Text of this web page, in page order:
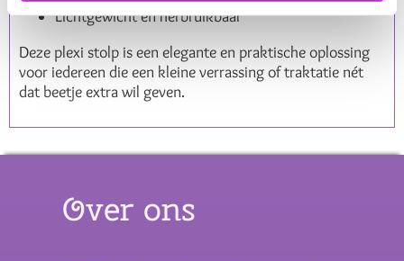
Lichtgewicht en herbruikbaar
Deze plexi stolp is een elegante en praktische oplossing
voor iedereen die een kleine verrassing of traktatie nét
dat beetje extra wil geven.
Over ons